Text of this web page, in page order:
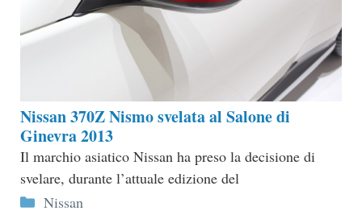
Nissan 370Z Nismo svelata al Salone di
Ginevra 2013
Il marchio asiatico Nissan ha preso la decisione di
svelare, durante l’attuale edizione del
Categorie
Nissan